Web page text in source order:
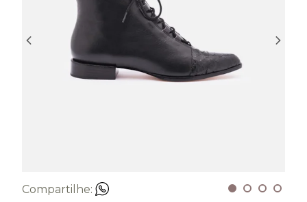
Compartilhe: